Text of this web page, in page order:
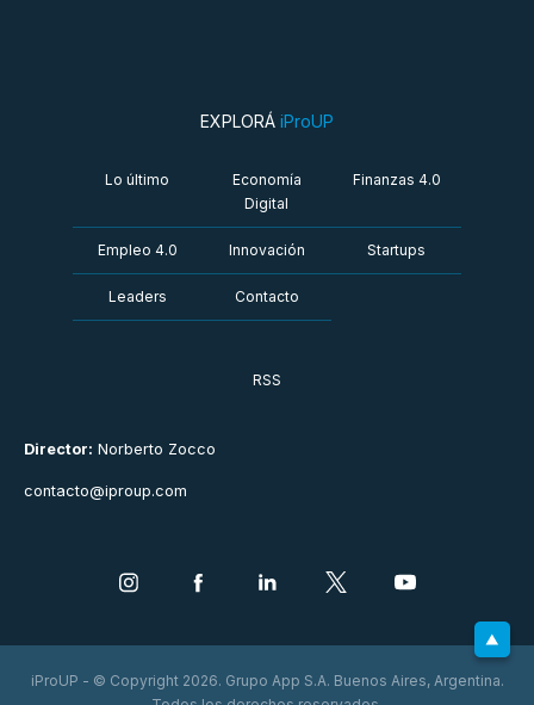
Director: Norberto Zocco
contacto@iproup.com
EXPLORÁ iProUP
Lo último
Economía
Digital
Finanzas 4.0
Empleo 4.0 Innovación Startups
Leaders Contacto
RSS
iProUP - © Copyright 2026. Grupo App S.A. Buenos Aires, Argentina.